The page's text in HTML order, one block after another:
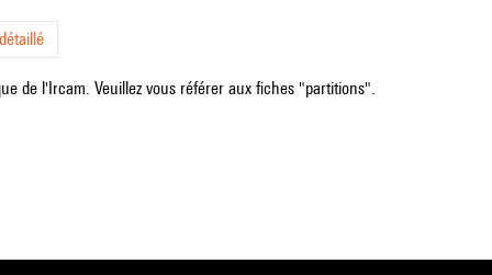
de l'Ircam. Veuillez vous référer aux fiches "partitions".